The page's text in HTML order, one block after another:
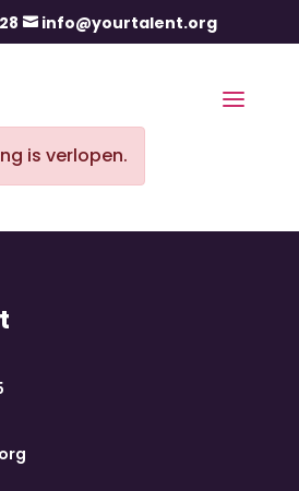
 info@yourtalent.org
is verlopen.